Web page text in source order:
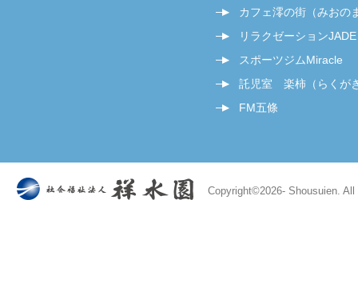
カフェ澪の街（みおの
リラクゼーションJADE
スポーツジムMiracle
託児室 楽柿（らくが
FM五條
Copyright©2026- Shousuien.